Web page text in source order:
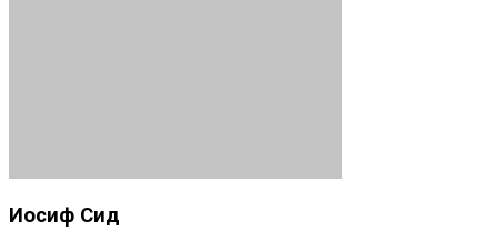
Иосиф Сид